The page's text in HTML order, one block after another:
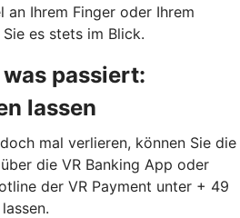
an Ihrem Finger oder Ihrem
es stets im Blick.
passiert:
lassen
mal verlieren, können Sie die
die VR Banking App oder
der VR Payment unter + 49